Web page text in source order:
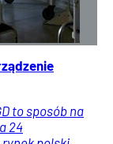
to sposób na
24